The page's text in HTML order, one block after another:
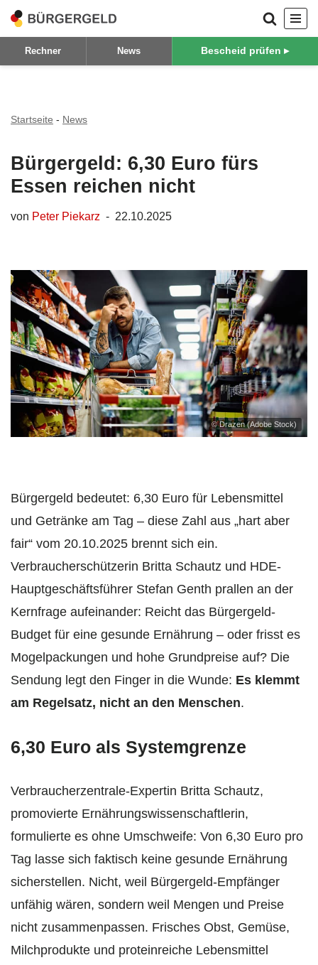
Zum
Inhalt
Rechner News Bescheid prüfen ▸
Startseite - News
Bürgergeld: 6,30 Euro fürs
Essen reichen nicht
von Peter Piekarz 22.10.2025
© Drazen (Adobe Stock)
Bürgergeld bedeutet: 6,30 Euro für Lebensmittel
und Getränke am Tag – diese Zahl aus „hart aber
fair“ vom 20.10.2025 brennt sich ein.
Verbraucherschützerin Britta Schautz und HDE-
Hauptgeschäftsführer Stefan Genth prallen an der
Kernfrage aufeinander: Reicht das Bürgergeld-
Budget für eine gesunde Ernährung – oder frisst es
Mogelpackungen und hohe Grundpreise auf? Die
Sendung legt den Finger in die Wunde: Es klemmt
am Regelsatz, nicht an den Menschen.
6,30 Euro als Systemgrenze
Verbraucherzentrale-Expertin Britta Schautz,
promovierte Ernährungswissenschaftlerin,
formulierte es ohne Umschweife: Von 6,30 Euro pro
Tag lasse sich faktisch keine gesunde Ernährung
sicherstellen. Nicht, weil Bürgergeld-Empfänger
unfähig wären, sondern weil Mengen und Preise
nicht zusammenpassen. Frisches Obst, Gemüse,
Milchprodukte und proteinreiche Lebensmittel